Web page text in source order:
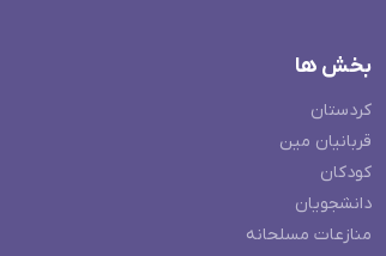
بخش ها
کردستان
قربانیان مین
کودکان
دانشجویان
منازعات مسلحانه